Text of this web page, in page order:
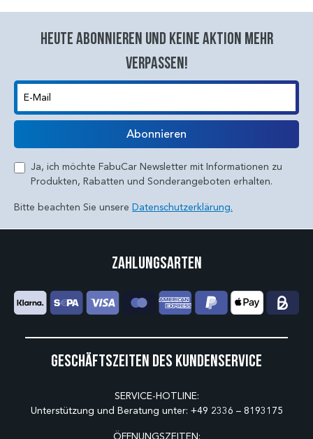
Heute abonnieren und keine aktion mehr
verpassen!
E-Mail
Abonnieren
Ja, ich möchte FabuCar Newsletter mit Informationen zu
Produkten, Rabatten und Sonderangeboten erhalten.
Bitte beachten Sie unsere Datenschutzerklärung.
Geschäftszeiten des Kundenservice
SERVICE-HOTLINE:
Unterstützung und Beratung unter: +49 2336 – 8193175
Zahlungsarten